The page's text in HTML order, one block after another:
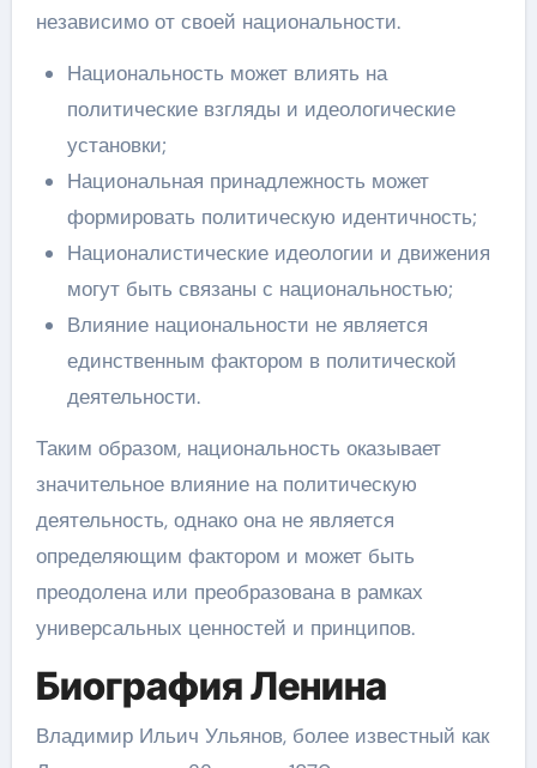
независимо от своей национальности.
Национальность может влиять на
политические взгляды и идеологические
установки;
Национальная принадлежность может
формировать политическую идентичность;
Националистические идеологии и движения
могут быть связаны с национальностью;
Влияние национальности не является
единственным фактором в политической
деятельности.
Таким образом, национальность оказывает
значительное влияние на политическую
деятельность, однако она не является
определяющим фактором и может быть
преодолена или преобразована в рамках
универсальных ценностей и принципов.
Биография Ленина
Владимир Ильич Ульянов, более известный как